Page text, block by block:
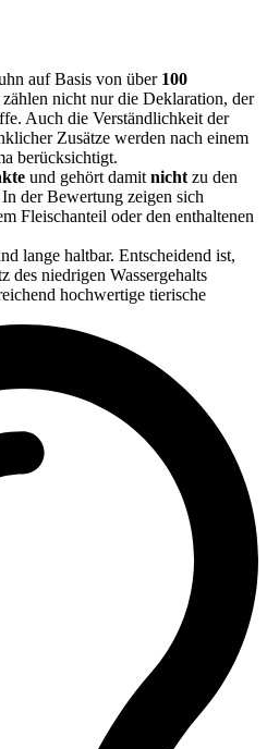
auf Basis von über 100
nicht nur die Deklaration, der
Auch die Verständlichkeit der
Zusätze werden nach einem
berücksichtigt.
und gehört damit nicht zu den
der Bewertung zeigen sich
Fleischanteil oder den enthaltenen
lange haltbar. Entscheidend ist,
des niedrigen Wassergehalts
hochwertige tierische